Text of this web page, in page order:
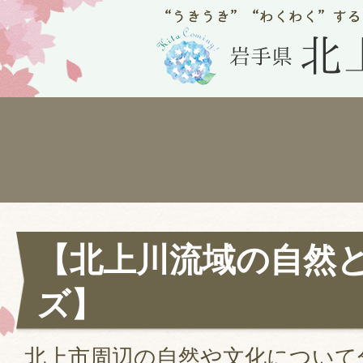
【北上川流域の自然
ズ】
北上市周辺の自然や文化につい